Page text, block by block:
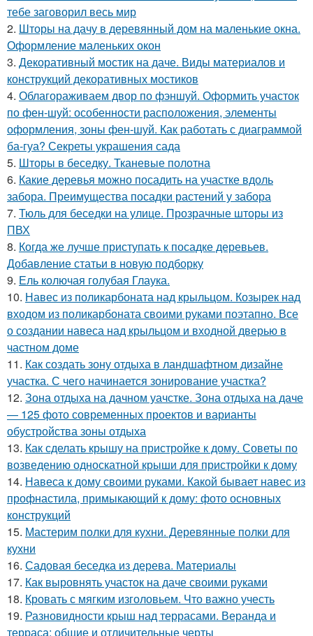
тебе заговорил весь мир
2. Шторы на дачу в деревянный дом на маленькие окна.
Оформление маленьких окон
3. Декоративный мостик на даче. Виды материалов и
конструкций декоративных мостиков
4. Облагораживаем двор по фэншуй. Оформить участок
по фен-шуй: особенности расположения, элементы
оформления, зоны фен-шуй. Как работать с диаграммой
ба-гуа? Секреты украшения сада
5. Шторы в беседку. Тканевые полотна
6. Какие деревья можно посадить на участке вдоль
забора. Преимущества посадки растений у забора
7. Тюль для беседки на улице. Прозрачные шторы из
ПВХ
8. Когда же лучше приступать к посадке деревьев.
Добавление статьи в новую подборку
9. Ель колючая голубая Глаука.
10. Навес из поликарбоната над крыльцом. Козырек над
входом из поликарбоната своими руками поэтапно. Все
о создании навеса над крыльцом и входной дверью в
частном доме
11. Как создать зону отдыха в ландшафтном дизайне
участка. С чего начинается зонирование участка?
12. Зона отдыха на дачном уачстке. Зона отдыха на даче
— 125 фото современных проектов и варианты
обустройства зоны отдыха
13. Как сделать крышу на пристройке к дому. Советы по
возведению односкатной крыши для пристройки к дому
14. Навеса к дому своими руками. Какой бывает навес из
профнастила, примыкающий к дому: фото основных
конструкций
15. Мастерим полки для кухни. Деревянные полки для
кухни
16. Садовая беседка из дерева. Материалы
17. Как выровнять участок на даче своими руками
18. Кровать с мягким изголовьем. Что важно учесть
19. Разновидности крыш над террасами. Веранда и
терраса: общие и отличительные черты